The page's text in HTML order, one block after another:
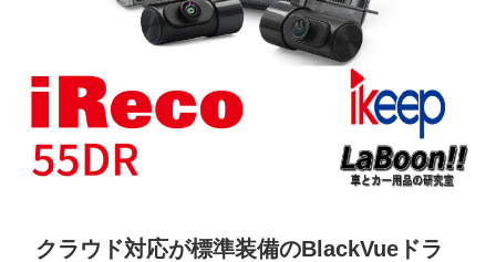
クラウド対応が標準装備のBlackVueドラ